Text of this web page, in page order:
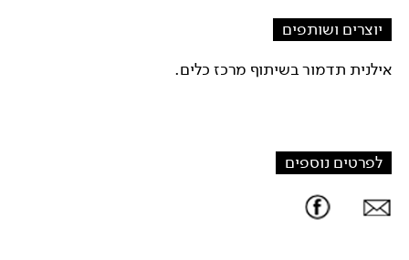
יוצרים ושותפים
אילנית תדמור בשיתוף מרכז כלים.
לפרטים נוספים